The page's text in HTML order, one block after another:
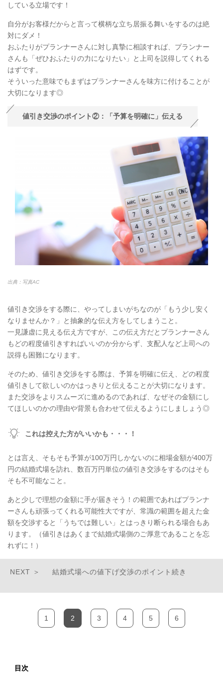
している立場です！
自分がお客様だからと言って横柄な立ち居振る舞いをするのは絶
対にダメ！
おふたりがプランナーさんに対し真摯に相談すれば、プランナー
さんも「ぜひおふたりの力になりたい」と上司を説得してくれる
はずです。
そういった意味でもまずはプランナーさんを味方に付けることが
大切になります◎
値引き交渉のポイント②：「予算を明確に」伝える
出典：写真AC
値引き交渉をする際に、やってしまいがちなのが「もう少し安く
なりませんか？」と抽象的な伝え方をしてしまうこと。
一見謙虚に見える伝え方ですが、この伝え方だとプランナーさん
もどの程度値引きすればいいのか分からず、支配人など上司への
説得も困難になります。
そのため、値引き交渉をする際は、予算を明確に伝え、どの程度
値引きして欲しいのかはっきりと伝えることが大切になります。
また交渉をよりスムーズに進めるのであれば、なぜその金額にし
てほしいのかの理由や背景も合わせて伝えるようにしましょう◎
これは控えた方がいいかも・・・！
とは言え、そもそも予算が100万円しかないのに相場金額が400万
円の結婚式場を訪れ、数百万円単位の値引き交渉をするのはそも
そも不可能なこと。
あと少しで理想の金額に手が届きそう！の範囲であればプランナ
ーさんも頑張ってくれる可能性大ですが、常識の範囲を超えた金
額を交渉すると「うちでは難しい」とはっきり断られる場合もあ
ります。（値引きはあくまで結婚式場側のご厚意であることを忘
れずに！）
結婚式場への値下げ交渉のポイント続き
1 2 3 4 5 6
目次